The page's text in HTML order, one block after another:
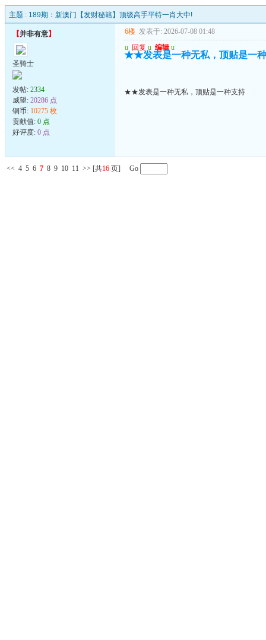
主题 : 189期：新澳门【发财秘籍】顶级高手平特一肖大中!
【并非有意】
圣骑士
发帖: 2334
威望: 20286 点
铜币: 10275 枚
贡献值: 0 点
好评度: 0 点
6楼 发表于: 2026-07-08 01:48
u 回复 u 编辑 u
★★发表是一种无私，顶贴是一
★★发表是一种无私，顶贴是一种支持
<< 4 5 6 7 8 9 10 11 >> [共16 页] Go